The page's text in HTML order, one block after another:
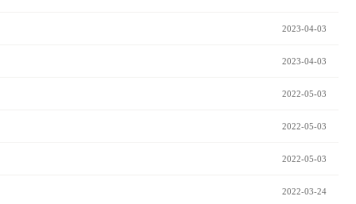
2023-04-03
2023-04-03
2022-05-03
2022-05-03
2022-05-03
2022-03-24